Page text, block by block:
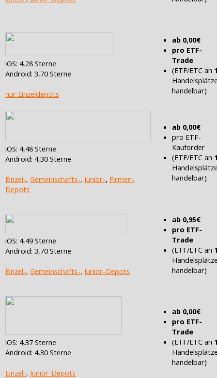
iOS: 4,28 Sterne
Android: 3,70 Sterne
nur Einzeldepots
ab 0,00€
pro ETF-
Trade
(ETF/ETC an
handelbar)
iOS: 4,48 Sterne
Android: 4,30 Sterne
Einzel-, Gemeinschafts-, Junior-, Firmen-
Depots
ab 0,00€
pro ETF-
Kauforder
(ETF/ETC an
handelbar)
iOS: 4,49 Sterne
Android: 3,70 Sterne
Einzel-, Gemeinschafts-, Junior-Depots
ab 0,95€
pro ETF-
Trade
(ETF/ETC an
handelbar)
iOS: 4,37 Sterne
Android: 4,30 Sterne
Einzel-, Junior-Depots
ab 0,00€
pro ETF-
Trade
(ETF/ETC an
handelbar)